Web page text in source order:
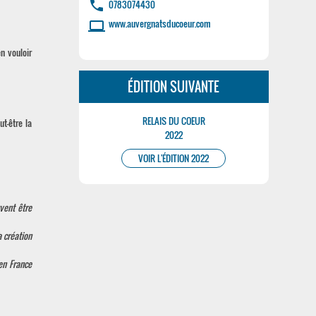
vouloir
être la
être
France
phone 0783074430
laptop www.auvergnatsducoeur.com
ÉDITION SUIVANTE
RELAIS DU COEUR
2022
VOIR L'ÉDITION 2022